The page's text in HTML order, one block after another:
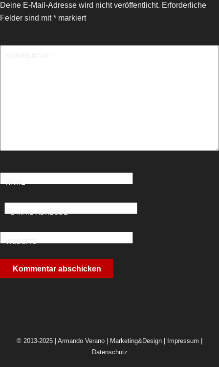
Deine E-Mail-Adresse wird nicht veröffentlicht. Erforderliche
Felder sind mit* markiert
NAME
E-MAIL-ADRESSE
WEBSITE
© 2013-2025 | Armando Verano | Marketing&Design | Impressum
Datenschutz